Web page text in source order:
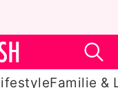
Familie &